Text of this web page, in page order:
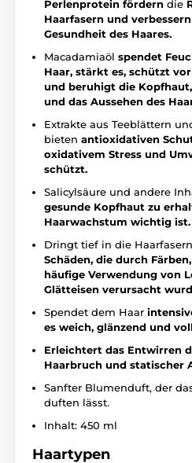
Perlenprotein fördern die
Haarfasern und
Gesundheit des Haares.
Macadamiaöl spendet
Haar, stärkt es, schützt
und beruhigt die
und das Aussehen des
Extrakte aus Teeblättern
bieten antioxidativen
oxidativem Stress und
schützt.
Salicylsäure und andere
gesunde Kopfhaut zu
Haarwachstum wichtig ist.
Dringt tief in die
Schäden, die durch
häufige Verwendung von
Glätteisen verursacht
Spendet dem Haar
es weich, glänzend und
Erleichtert das Entwirren
Haarbruch und statischer
Sanfter Blumenduft, der
duften lässt.
Inhalt: 450 ml
Haartypen